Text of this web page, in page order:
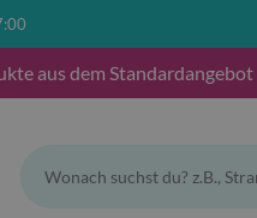
aus dem Standardangebot